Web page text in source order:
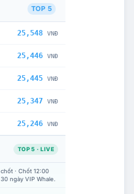
TOP 5
25,548 VNĐ
25,446 VNĐ
25,445 VNĐ
25,347 VNĐ
25,246 VNĐ
TOP 5 · LIVE
· Chốt 12:00
ngày VIP Whale.